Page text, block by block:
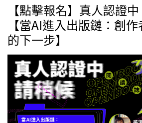
【點擊報名】真人認證中
【當AI進入出版鏈：創
的下一步】